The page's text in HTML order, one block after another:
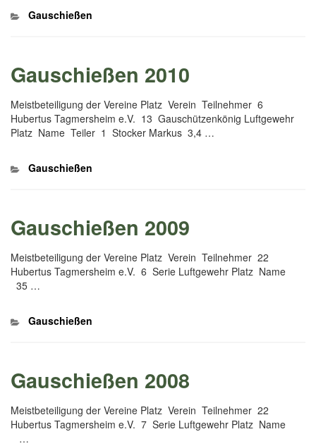
Kategorien
Gauschießen
Gauschießen 2010
Meistbeteiligung der Vereine Platz Verein Teilnehmer 6
Hubertus Tagmersheim e.V. 13 Gauschützenkönig Luftgewehr
Platz Name Teiler 1 Stocker Markus 3,4 …
Kategorien
Gauschießen
Gauschießen 2009
Meistbeteiligung der Vereine Platz Verein Teilnehmer 22
Hubertus Tagmersheim e.V. 6 Serie Luftgewehr Platz Name
35 …
Kategorien
Gauschießen
Gauschießen 2008
Meistbeteiligung der Vereine Platz Verein Teilnehmer 22
Hubertus Tagmersheim e.V. 7 Serie Luftgewehr Platz Name
…